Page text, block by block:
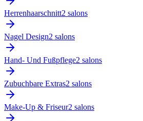
Herrenhaarschnitt2 salons
Nagel Design2 salons
Hand- Und Fußpflege2 salons
Zubuchbare Extras2 salons
Make-Up & Friseur2 salons